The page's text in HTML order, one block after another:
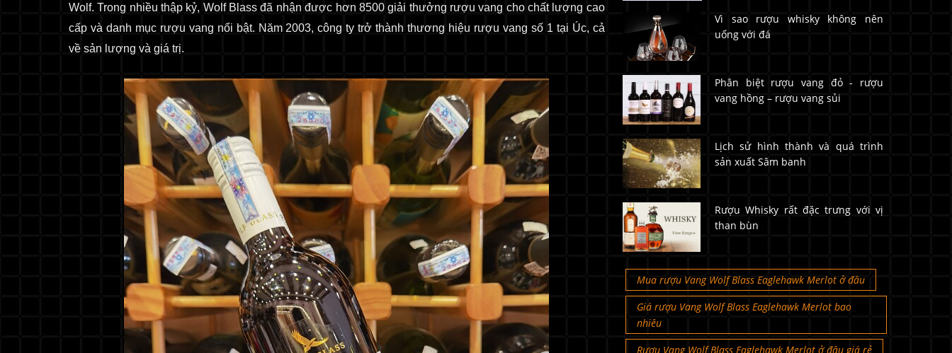
Wolf. Trong nhiều thập kỷ, Wolf Blass đã nhận được hơn 8500 giải thưởng rượu vang cho chất lượng cao
cấp và danh mục rượu vang nổi bật. Năm 2003, công ty trở thành thương hiệu rượu vang số 1 tại Úc, cả
về sản lượng và giá trị.
Vì sao rượu whisky không nên
uống với đá
Phân biệt rượu vang đỏ - rượu
vang hồng – rượu vang sủi
Lịch sử hình thành và quá trình
sản xuất Sâm banh
Rượu Whisky rất đặc trưng với vị
than bùn
Mua rượu Vang Wolf Blass Eaglehawk Merlot ở đâu
Giá rượu Vang Wolf Blass Eaglehawk Merlot bao
nhiêu
Rượu Vang Wolf Blass Eaglehawk Merlot ở đâu giá rẻ